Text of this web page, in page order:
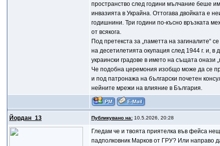
пространство след години мълчание беше
инвазията в Украйна. Оттогава двойката е
годишнини. Три години по-късно връзката
от всякога.
Под претекста за „паметта на загиналите“
на десетилетията окупация след 1944 г. и,
украински градове в името на същата онази
Че подобна церемония изобщо може да се
и под патронажа на български почетен
нейните мрежи на влияние в България.
Йордан_13 Публикувано на:10.5.2026, 20:28
Гледам че и твоята приятелка във фейса
падполковник Марков от ГРУ? Или направо